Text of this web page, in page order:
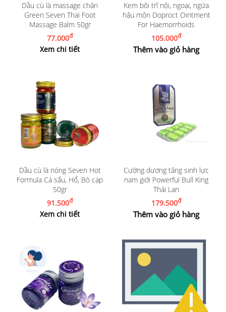
Dầu cù là massage chân
Green Seven Thai Foot
Massage Balm 50gr
77.000đ
Xem chi tiết
Kem bôi trĩ nội, ngoại, ngứa
hậu môn Doproct Ointment
For Haemorrhoids
105.000đ
Thêm vào giỏ hàng
Dầu cù là nóng Seven Hot
Formula Cá sấu, Hổ, Bò cạp
50gr
91.500đ
Xem chi tiết
Cường dương tăng sinh lực
nam giới Powerful Bull King
Thái Lan
179.500đ
Thêm vào giỏ hàng